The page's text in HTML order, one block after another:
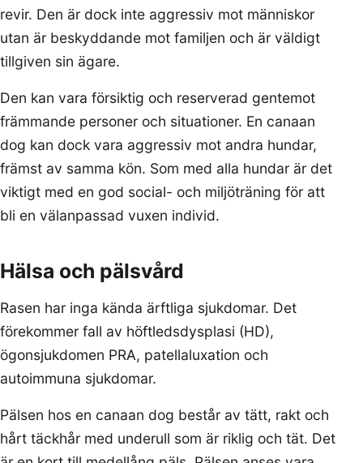
revir. Den är dock inte aggressiv mot människor
utan är beskyddande mot familjen och är väldigt
tillgiven sin ägare.
Den kan vara försiktig och reserverad gentemot
främmande personer och situationer. En canaan
dog kan dock vara aggressiv mot andra hundar,
främst av samma kön. Som med alla hundar är det
viktigt med en god social- och miljöträning för att
bli en välanpassad vuxen individ.
Hälsa och pälsvård
Rasen har inga kända ärftliga sjukdomar. Det
förekommer fall av höftledsdysplasi (HD),
ögonsjukdomen PRA, patellaluxation och
autoimmuna sjukdomar.
Pälsen hos en canaan dog består av tätt, rakt och
hårt täckhår med underull som är riklig och tät. Det